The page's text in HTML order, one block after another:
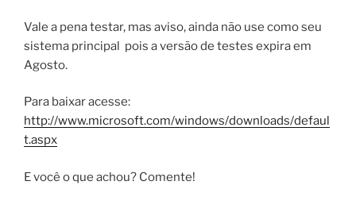
Vale a pena testar, mas aviso, ainda não use como seu
sistema principal pois a versão de testes expira em
Agosto.
Para baixar acesse:
http://www.microsoft.com/windows/downloads/defaul
t.aspx
E você o que achou? Comente!